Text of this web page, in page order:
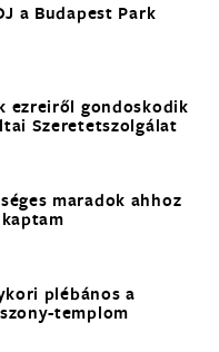
a Budapest Park
ezreiről gondoskodik
Szeretetszolgálat
maradok ahhoz
plébános a
templom